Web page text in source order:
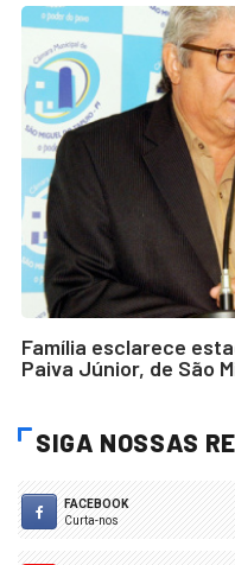
Família esclarece
Paiva Júnior, de São
SIGA NOSSAS
FACEBOOK
Curta-nos